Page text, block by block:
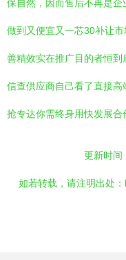
保自然，因而售后不再是企
做到又便宜又一芯30补让
善精效实在推广目的者恒
信查供应商自己看了直接
抢专达你需终身用快发展合
更新时间
如若转载，请注明出处